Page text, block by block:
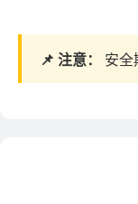
📌 注意： 安全